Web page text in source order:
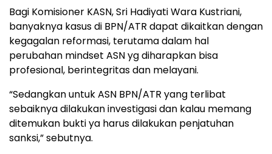
Bagi Komisioner KASN, Sri Hadiyati Wara Kustriani,
banyaknya kasus di BPN/ATR dapat dikaitkan dengan
kegagalan reformasi, terutama dalam hal
perubahan mindset ASN yg diharapkan bisa
profesional, berintegritas dan melayani.
“Sedangkan untuk ASN BPN/ATR yang terlibat
sebaiknya dilakukan investigasi dan kalau memang
ditemukan bukti ya harus dilakukan penjatuhan
sanksi,” sebutnya.